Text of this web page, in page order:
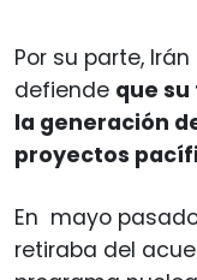
Por su parte,
defiende que
la generación
proyectos
En mayo
retiraba del